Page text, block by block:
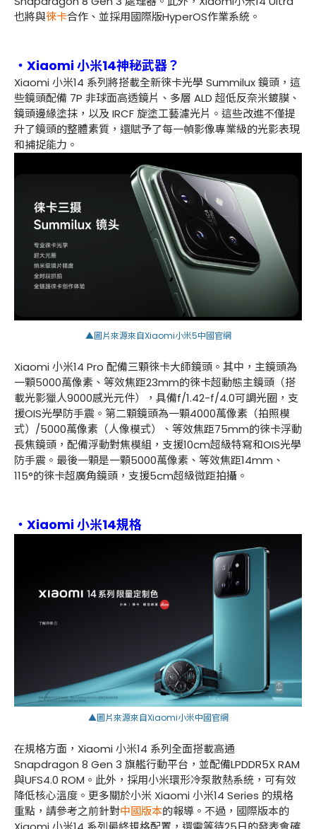
也將與徠卡合作、並採用國際版HyperOS作業系統。
・Xiaomi 小米14神秘武器？
Xiaomi 小米14 系列將搭載全新徠卡光學 Summilux鏡頭，這
些鏡頭配備 7P 非球面高透鏡片、多層 ALD 超低反奈米鍍膜、
鏡頭邊緣塗抹，以及 IRCF旋塗工藝濾光片。這些改進不僅提
升了鏡頭的整體素質，還賦予了每一幀影像專業級的光影表現
和捕捉能力。
▲圖片來源來自Xiaomi小米5中國官網
Xiaomi 小米14 Pro 配備三顆徠卡大師鏡頭。其中，主鏡頭為
一顆5000萬像素、等效焦距23mm的徠卡超動態主鏡頭（搭
載光影獵人9000感光元件），具備f/1.42-f/4.0可調光圈，支
援OIS光學防手震。第二顆鏡頭為一顆4000萬像素（拍照模
式） /5000萬像素（人像模式）、等效焦距75mm的徠卡浮動
長焦鏡頭，配備浮動對焦模組，支援10cm超級特寫和OIS光學
防手震。最後一顆是一顆5000萬像素、等效焦距14mm 、
115°的徠卡超廣角鏡頭，支援5cm超級微距拍攝。
・Xiaomi 小米14規格
▲圖片來源來自Xiaomi小米中國官網
在規格方面， Xiaomi 小米14 系列全面搭載高通
Snapdragon 8 Gen 3 旗艦行動平台，並配備LPDDR5X RAM
與UFS4.0 ROM 。此外，採用小米環形冷泵散熱系統，可有效
降低核心溫度。更多關於小米 Xiaomi 小米14 Series 的規格
重點，請參考之前針對中國版本的報導。不過，國際版本的